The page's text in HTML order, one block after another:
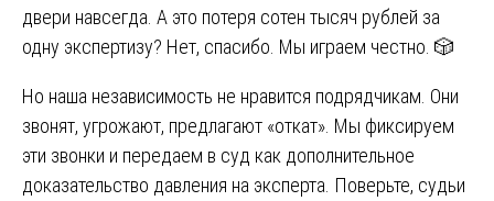
двери навсегда. А это потеря сотен тысяч рублей за
одну экспертизу? Нет, спасибо. Мы играем честно. 🎲
Но наша независимость не нравится подрядчикам. Они
звонят, угрожают, предлагают «откат». Мы фиксируем
эти звонки и передаем в суд как дополнительное
доказательство давления на эксперта. Поверьте, судьи